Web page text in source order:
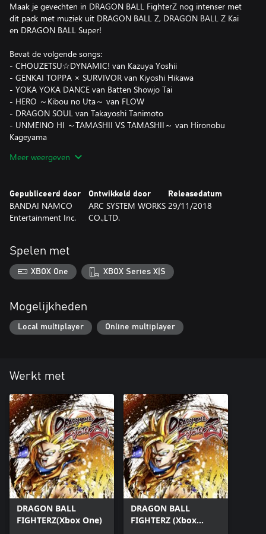
Maak je gevechten in DRAGON BALL FighterZ nog intenser met
dit pack met muziek uit DRAGON BALL Z, DRAGON BALL Z Kai
en DRAGON BALL Super!
Bevat de volgende songs:
- CHOUZETSU☆DYNAMIC! van Kazuya Yoshii
- GENKAI TOPPA × SURVIVOR van Kiyoshi Hikawa
- YOKA YOKA DANCE van Batten Showjo Tai
- HERO ～Kibou no Uta～ van FLOW
- DRAGON SOUL van Takayoshi Tanimoto
- UNMEINO HI ～TAMASHII VS TAMASHII～ van Hironobu
Kageyama
- MOETSUKIRO!! NESSEN RESSEN CHOU GEKISEN BGM
- DRAGON BALL Z BGM
DRAGON BALL FighterZ-game vereist; los verkrijgbaar.
Meer weergeven
Gepubliceerd door
BANDAI NAMCO
Entertainment Inc.
Ontwikkeld door
ARC SYSTEM WORKS
CO.,LTD.
Releasedatum
29/11/2018
Spelen met
XBOX One XBOX Series X|S
Mogelijkheden
Local multiplayer Online multiplayer
Werkt met
DRAGON BALL
FIGHTERZ(Xbox One)
DRAGON BALL
FIGHTERZ (Xbox